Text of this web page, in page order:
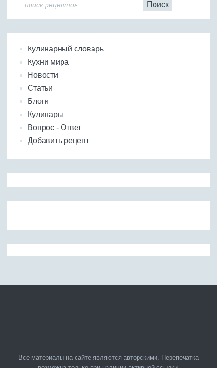
Поиск
Кулинарный словарь
Кухни мира
Новости
Статьи
Блоги
Кулинары
Вопрос - Ответ
Добавить рецепт
Все материалы на сайте являются авторскими. Перепечатка